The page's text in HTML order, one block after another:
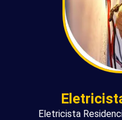
Eletricista